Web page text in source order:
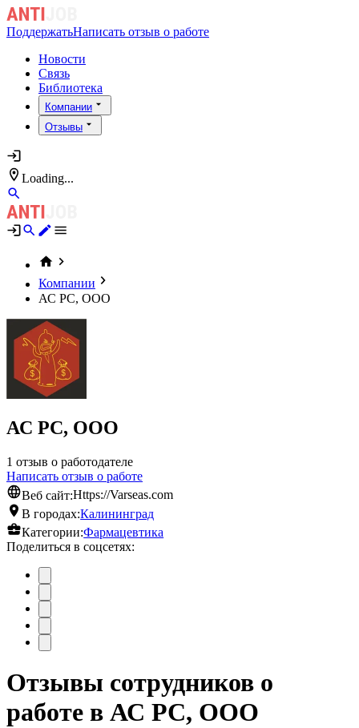
ПоддержатьНаписать отзыв о работе
Новости
Связь
Библиотека
Компании
Отзывы
Loading...
Компании
АС РС, ООО
АС РС, ООО
1 отзыв о работодателе
Написать отзыв о работе
Веб сайт:Https://Varseas.com
В городах:Калининград
Категории:Фармацевтика
Поделиться в соцсетях:
Отзывы сотрудников о
работе в АС РС, ООО